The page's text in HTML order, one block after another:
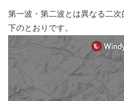
第一波・第二波とは異なる二
下のとおりです。